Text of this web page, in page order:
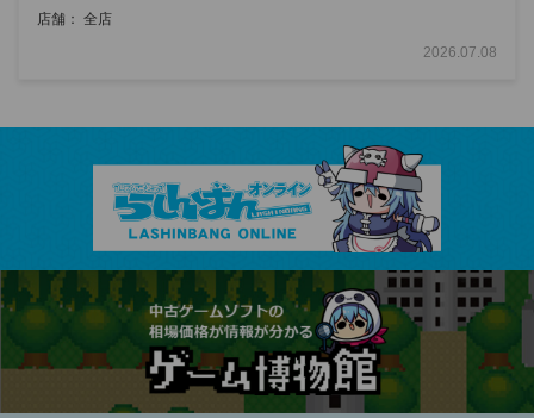
店舗： 全店
2026.07.08